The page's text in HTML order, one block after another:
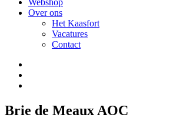
Webshop
Over ons
Het Kaasfort
Vacatures
Contact
Brie de Meaux AOC